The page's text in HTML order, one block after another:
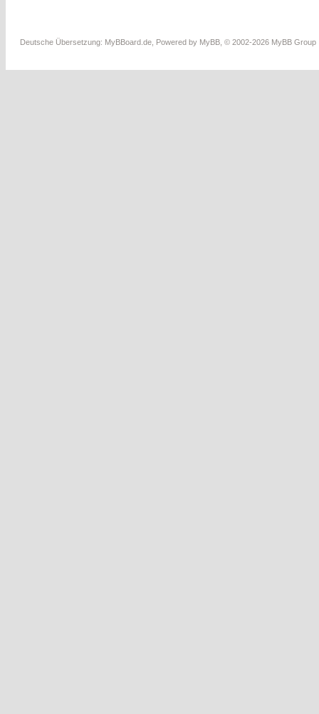
Deutsche Übersetzung: MyBBoard.de , Powered by MyBB , © 2002-2026 MyBB Group